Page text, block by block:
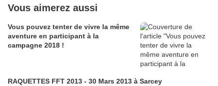
Vous aimerez aussi
Vous pouvez tenter de vivre la même
aventure en participant à la
campagne 2018 !
RAQUETTES FFT 2013 - 30 Mars 2013 à Sarcey